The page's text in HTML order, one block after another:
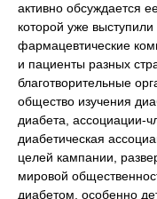
активно обсуждается
которой уже
фармацевтические
и пациенты разных
благотворительные
общество изучения
диабета, ассоциации-
диабетическая
целей кампании,
мировой
диабетом, особенно